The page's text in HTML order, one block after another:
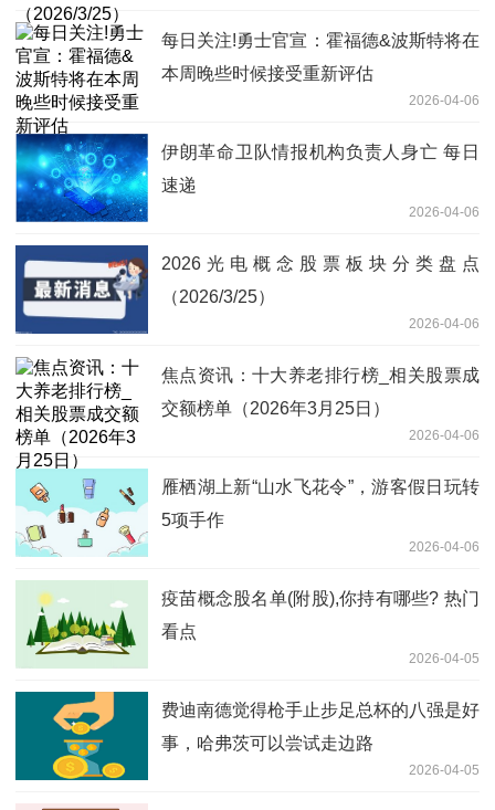
每日关注!勇士官宣：霍福德&波斯特将在
本周晚些时候接受重新评估
2026-04-06
伊朗革命卫队情报机构负责人身亡 每日
速递
2026-04-06
2026光电概念股票板块分类盘点
（2026/3/25）
2026-04-06
焦点资讯：十大养老排行榜_相关股票成
交额榜单（2026年3月25日）
2026-04-06
雁栖湖上新“山水飞花令”，游客假日玩转
5项手作
2026-04-06
疫苗概念股名单(附股),你持有哪些? 热门
看点
2026-04-05
费迪南德觉得枪手止步足总杯的八强是好
事，哈弗茨可以尝试走边路
2026-04-05